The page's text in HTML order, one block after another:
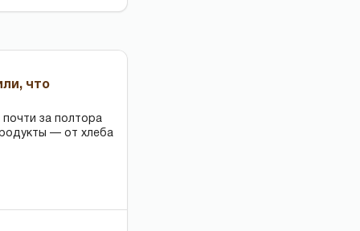
что
почти за полтора
— от хлеба